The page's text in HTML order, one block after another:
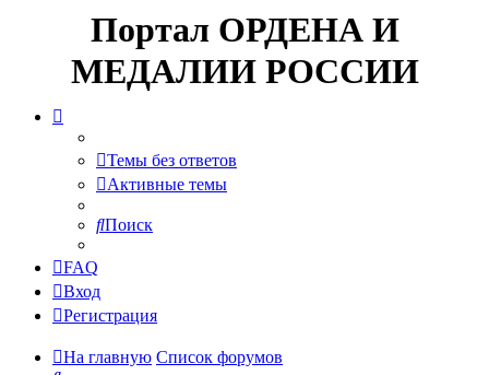
Портал ОРДЕНА И
МЕДАЛИИ РОССИИ
Темы без ответов
Активные темы
Поиск
FAQ
Вход
Регистрация
На главную Список форумов